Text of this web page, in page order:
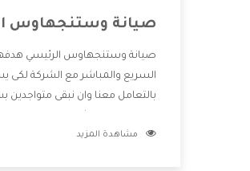
صيانة وستنجهاوس
صيانة وستنجهاوس الرئيسي
السريع والمباشر مع الشركة لكى
بالتعامل معنا وان نبقى
للعميل وان يستمتع بالخدمات التى
مشاهدة المزيد